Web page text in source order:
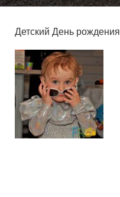
Детский День рождения